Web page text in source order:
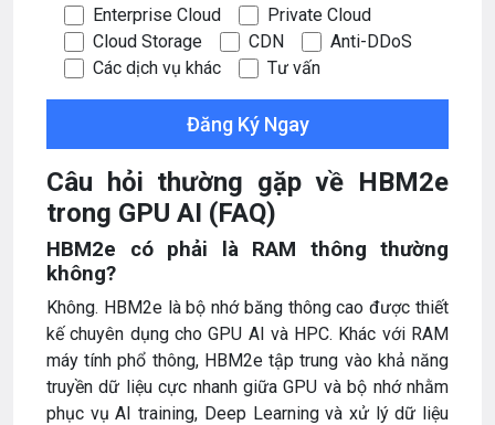
Enterprise Cloud
Private Cloud
Cloud Storage
CDN
Anti-DDoS
Các dịch vụ khác
Tư vấn
Câu hỏi thường gặp về HBM2e
trong GPU AI (FAQ)
HBM2e có phải là RAM thông thường
không?
Không. HBM2e là bộ nhớ băng thông cao được thiết
kế chuyên dụng cho GPU AI và HPC. Khác với RAM
máy tính phổ thông, HBM2e tập trung vào khả năng
truyền dữ liệu cực nhanh giữa GPU và bộ nhớ nhằm
phục vụ AI training, Deep Learning và xử lý dữ liệu